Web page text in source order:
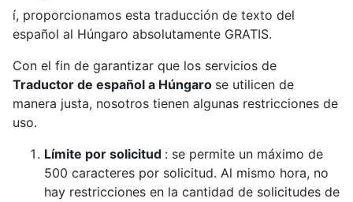
í, proporcionamos esta traducción de texto del
español al Húngaro absolutamente GRATIS.
Con el fin de garantizar que los servicios de
Traductor de español a Húngaro se utilicen de
manera justa, nosotros tienen algunas restricciones de
uso.
Límite por solicitud : se permite un máximo de
500 caracteres por solicitud. Al mismo hora, no
hay restricciones en la cantidad de solicitudes de